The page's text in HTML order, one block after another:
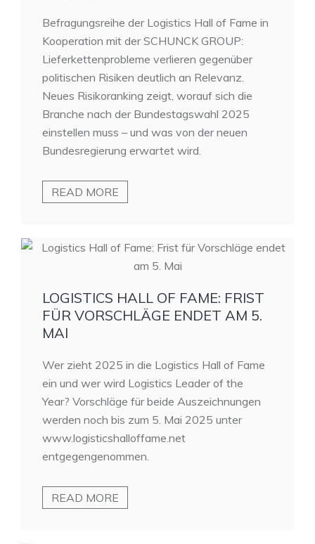
Befragungsreihe der Logistics Hall of Fame in
Kooperation mit der SCHUNCK GROUP:
Lieferkettenprobleme verlieren gegenüber
politischen Risiken deutlich an Relevanz.
Neues Risikoranking zeigt, worauf sich die
Branche nach der Bundestagswahl 2025
einstellen muss – und was von der neuen
Bundesregierung erwartet wird.
READ MORE
LOGISTICS HALL OF FAME: FRIST
FÜR VORSCHLÄGE ENDET AM 5.
MAI
Wer zieht 2025 in die Logistics Hall of Fame
ein und wer wird Logistics Leader of the
Year? Vorschläge für beide Auszeichnungen
werden noch bis zum 5. Mai 2025 unter
www.logisticshalloffame.net
entgegengenommen.
READ MORE